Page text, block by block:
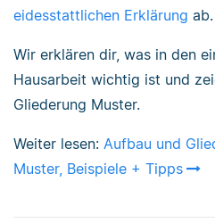
eidesstattlichen Erklärung ab.
Wir erklären dir, was in den
Hausarbeit wichtig ist und
Gliederung Muster.
Weiter lesen: Aufbau und
Muster, Beispiele + Tipps